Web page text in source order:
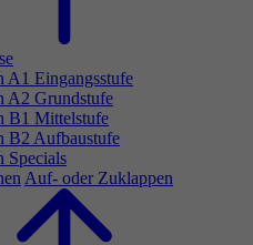
A1 Eingangsstufe
A2 Grundstufe
B1 Mittelstufe
B2 Aufbaustufe
Specials
Auf- oder Zuklappen